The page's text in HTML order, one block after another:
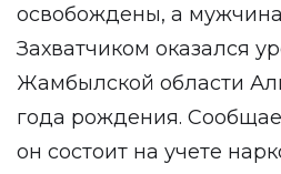
освобождены, а
Захватчиком оказался
Жамбылской области
года рождения.
он состоит на учете